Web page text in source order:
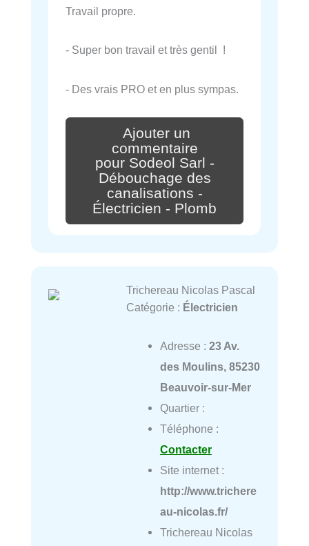
Travail propre.
- Super bon travail et très gentil !
- Des vrais PRO et en plus sympas.
Ajouter un
commentaire
pour Sodeol Sarl -
Débouchage des
canalisations -
Électricien - Plomb
Trichereau Nicolas Pascal
Catégorie : Électricien
Adresse : 23 Av.
des Moulins, 85230
Beauvoir-sur-Mer
Quartier :
Téléphone :
Contacter
Site internet :
http://www.trichere
au-nicolas.fr/
Trichereau Nicolas